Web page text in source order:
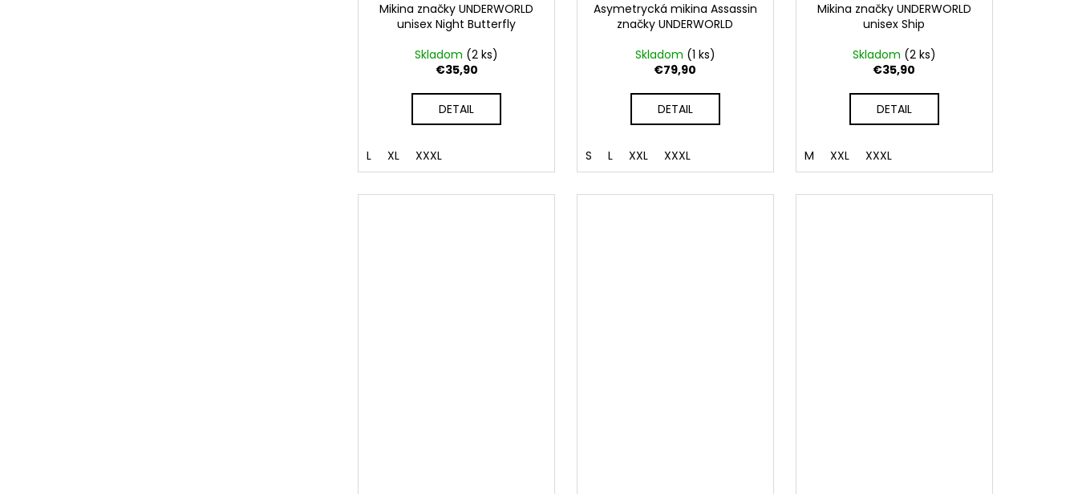
Mikina značky UNDERWORLD
unisex Night Butterfly
Skladom (2 ks)
€35,90
DETAIL
L XL XXXL
Asymetrycká mikina Assassin
značky UNDERWORLD
Skladom (1 ks)
€79,90
DETAIL
S L XXL XXXL
Mikina značky UNDERWORLD
unisex Ship
Skladom (2 ks)
€35,90
DETAIL
M XXL XXXL